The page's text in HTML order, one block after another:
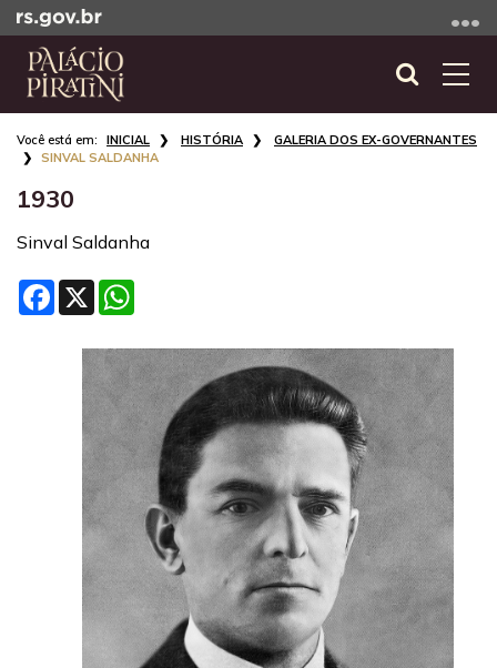
para
conteúdo
Ir
para
menu
para
busca
Abrir
INICIAL HISTÓRIA
GALERIA DOS EX-GOVERNANTES
SINVAL SALDANHA
1930
Sinval Saldanha
Facebook
X